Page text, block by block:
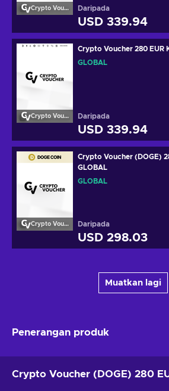
Crypto Voucher Daripada
USD 339.94
Crypto Voucher
Crypto Voucher 280 EUR
GLOBAL
Daripada
USD 339.94
Crypto Voucher
Crypto Voucher (DOGE)
GLOBAL
GLOBAL
Daripada
USD 298.03
Muatkan lagi
Penerangan produk
Crypto Voucher (DOGE) 280